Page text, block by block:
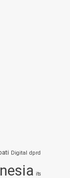
Digital dprd
its